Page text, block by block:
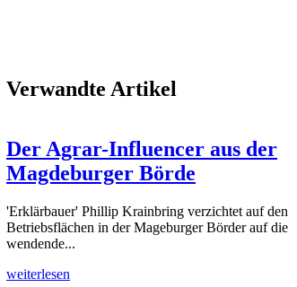
Verwandte Artikel
Der Agrar-Influencer aus der
Magdeburger Börde
'Erklärbauer' Phillip Krainbring verzichtet auf den
Betriebsflächen in der Mageburger Börder auf die
wendende...
weiterlesen